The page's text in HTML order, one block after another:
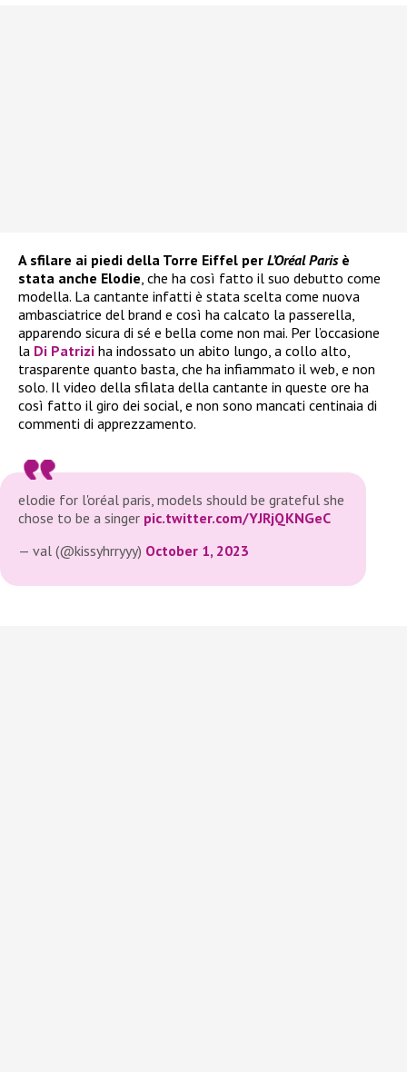
A sfilare ai piedi della Torre Eiffel per L’Oréal Parisè
stata anche Elodie, che ha così fatto il suo debutto come
modella. La cantante infatti è stata scelta come nuova
ambasciatrice del brand e così ha calcato la passerella,
apparendo sicura di sé e bella come non mai. Per l’occasione
la Di Patrizi ha indossato un abito lungo, a collo alto,
trasparente quanto basta, che ha infiammato il web, e non
solo. Il video della sfilata della cantante in queste ore ha
così fatto il giro dei social, e non sono mancati centinaia di
commenti di apprezzamento.
elodie for l'oréal paris, models should be grateful she
chose to be a singer pic.twitter.com/YJRjQKNGeC
— val (@kissyhrryyy) October 1, 2023